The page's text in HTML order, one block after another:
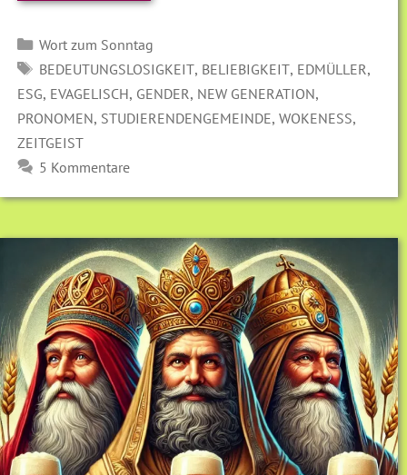
Kategorien
Wort zum Sonntag
SCHLAGWÖRTER
BEDEUTUNGSLOSIGKEIT, BELIEBIGKEIT, EDMÜLLER,
ESG, EVAGELISCH, GENDER, NEW GENERATION,
PRONOMEN, STUDIERENDENGEMEINDE,WOKENESS,
ZEITGEIST
5 Kommentare